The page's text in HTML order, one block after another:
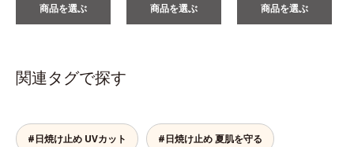
商品を選ぶ 商品を選ぶ 商品を選ぶ
関連タグで探す
#日焼け止め UVカット #日焼け止め 夏肌を守る